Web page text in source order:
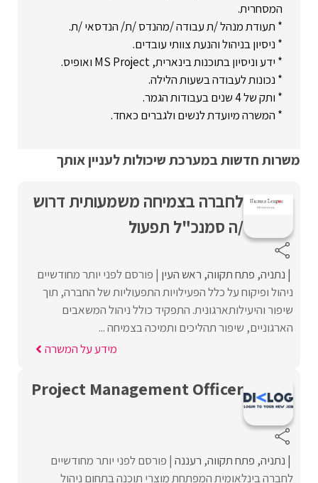
המסחרית.
* תעודת מנהל /ת עבודה /מהנדס /ת/ הנדסאי /ת.
* ניסיון בניהול והנעת צוותי עובדים.
* ידע וניסיון בתוכנות בינארית, MS Project ואופיס.
* נכונות לעבודה בשעות הלילה.
* ותק של 4 שנים בעבודות הגמר.
* המשרה מיועדת לנשים ולגברים כאחד.
משרות חדשות במערכת שיכולות לעניין אותך
לחברה בצמיחה משמעותית דרוש
/ה סמנכ"ל תפעול
נתניה פתח תקווה ראש העין פורסם לפני יותר מחודשיים
ניהול ופיקוח על כלל הפעילויות התפעוליות של החברה, תוך
שיפור והיעילותארגונית. התפקיד כולל ניהול המשאבים
הארגוניים, שיפור תהליכים ותמיכה בצמיחה ...
מידע על המשרה
Project Management Officer
נתניה פתח תקווה רעננה פורסם לפני יותר מחודשיים
לחברה בינלאומית המפתחת מוצרי תוכנה בתחום ניהול